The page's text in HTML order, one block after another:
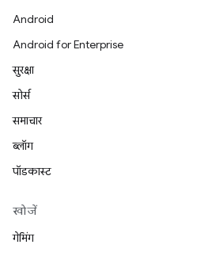
Android
Android for Enterprise
सुरक्षा
सोर्स
समाचार
ब्लॉग
पॉडकास्ट
खोजें
गेमिंग